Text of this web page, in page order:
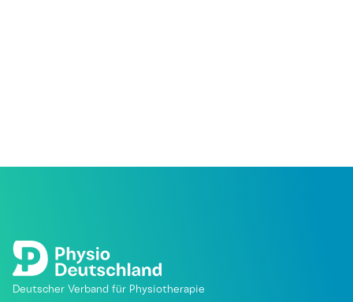
Deutscher Verband für Physiotherapie